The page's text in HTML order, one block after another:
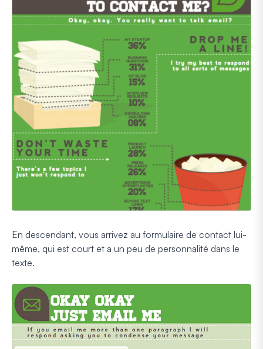
En descendant, vous arrivez au formulaire de contact lui-
même, qui est court et a un peu de personnalité dans le
texte.